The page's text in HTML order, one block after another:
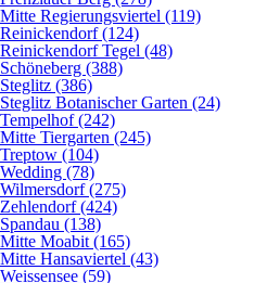
Mitte Regierungsviertel (119)
Reinickendorf (124)
Reinickendorf Tegel (48)
Schöneberg (388)
Steglitz (386)
Steglitz Botanischer Garten (24)
Tempelhof (242)
Mitte Tiergarten (245)
Treptow (104)
Wedding (78)
Wilmersdorf (275)
Zehlendorf (424)
Spandau (138)
Mitte Moabit (165)
Mitte Hansaviertel (43)
Weissensee (59)